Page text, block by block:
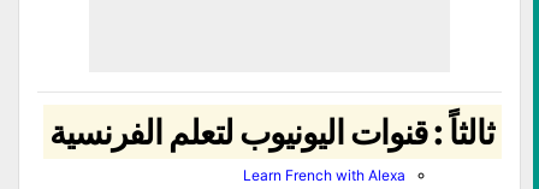
ثالثاً : قنوات اليونيوب لتعلم الفرنسية
Learn French with Alexa